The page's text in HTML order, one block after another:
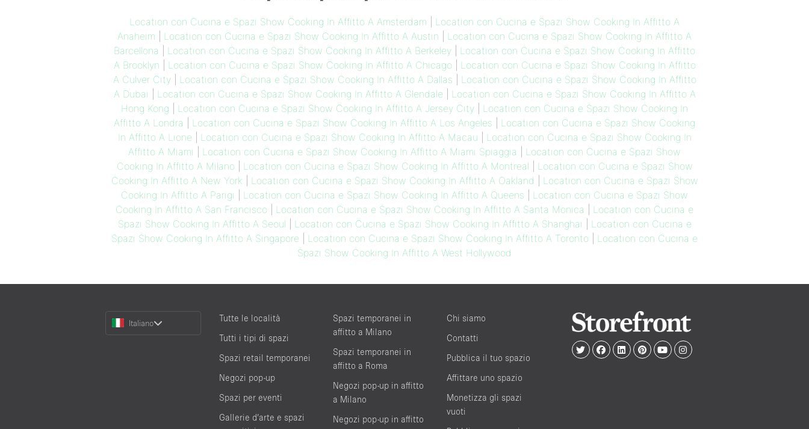
Location con Cucina e Spazi Show Cooking In Affitto A Amsterdam
Location con Cucina e Spazi Show Cooking In Affitto A
Anaheim
Location con Cucina e Spazi Show Cooking In Affitto A Austin
Location con Cucina e Spazi Show Cooking In Affitto A
Barcellona
Location con Cucina e Spazi Show Cooking In Affitto A Berkeley
Location con Cucina e Spazi Show Cooking In Affitto
A Brooklyn
Location con Cucina e Spazi Show Cooking In Affitto A Chicago| Location con Cucina e Spazi Show Cooking In Affitto
A Culver City| Location con Cucina e Spazi Show Cooking In Affitto A Dallas
Location con Cucina e Spazi Show Cooking In Affitto
A Dubai
Location con Cucina e Spazi Show Cooking In Affitto A Glendale
Location con Cucina e Spazi Show Cooking In Affitto A
Hong Kong
Location con Cucina e Spazi Show Cooking In Affitto A Jersey City
Location con Cucina e Spazi Show Cooking In
Affitto A Londra
Location con Cucina e Spazi Show Cooking In Affitto A Los Angeles
Location con Cucina e Spazi Show Cooking
In Affitto A Lione
Location con Cucina e Spazi Show Cooking In Affitto A Macau
Location con Cucina e Spazi Show Cooking In
Affitto A Miami
Location con Cucina e Spazi Show Cooking In Affitto A Miami Spiaggia
Location con Cucina e Spazi Show
Cooking In Affitto A Milano| Location con Cucina e Spazi Show Cooking In Affitto A Montreal
Location con Cucina e Spazi Show
Cooking In Affitto A New York
Location con Cucina e Spazi Show Cooking In Affitto A Oakland
Location con Cucina e Spazi Show
Cooking In Affitto A Parigi
Location con Cucina e Spazi Show Cooking In Affitto A Queens
Location con Cucina e Spazi Show
Cooking In Affitto A San Francisco
Location con Cucina e Spazi Show Cooking In Affitto A Santa Monica
Location con Cucina e
Spazi Show Cooking In Affitto A Seoul
Location con Cucina e Spazi Show Cooking In Affitto A Shanghai
Location con Cucina e
Spazi Show Cooking In Affitto A Singapore
Location con Cucina e Spazi Show Cooking In Affitto A Toronto
Location con Cucina e
Spazi Show Cooking In Affitto A West Hollywood
Choose
Italiano
Tutte le località
Tutti i tipi di spazi
Spazi retail temporanei
Negozi pop-up
Spazi per eventi
Gallerie d’arte e spazi
Spazi temporanei in
affitto a Milano
Spazi temporanei in
affitto a Roma
Negozi pop-up in affitto
a Milano
Negozi pop-up in affitto
Chi siamo
Contatti
Pubblica il tuo spazio
Affittare uno spazio
Monetizza gli spazi
vuoti